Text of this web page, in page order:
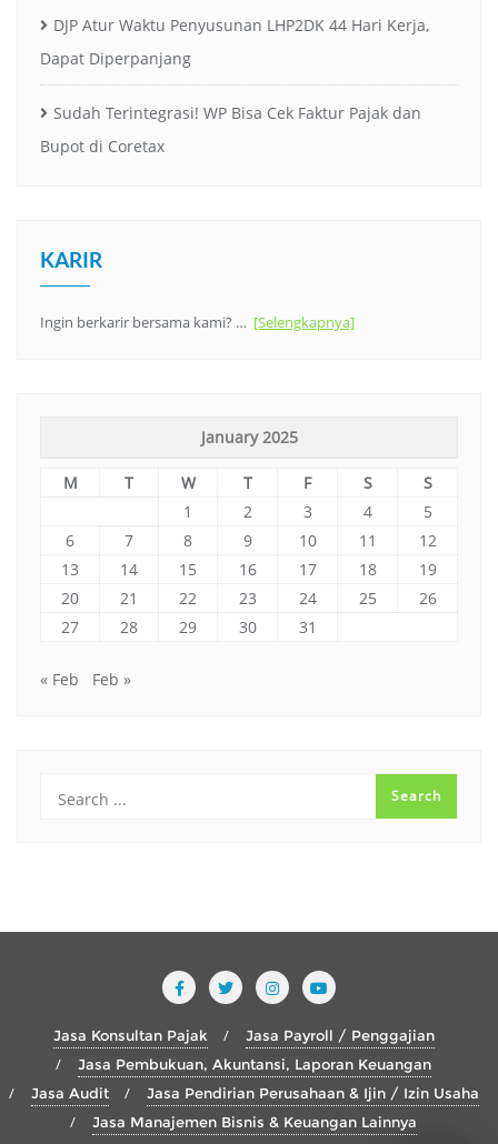
DJP Atur Waktu Penyusunan LHP2DK 44 Hari Kerja,
Dapat Diperpanjang
Sudah Terintegrasi! WP Bisa Cek Faktur Pajak dan
Bupot di Coretax
KARIR
Ingin berkarir bersama kami? … [Selengkapnya]
January 2025
M T W T F S
S
1
2 3 4
5
6
7 8 9 10 11
12
13
14 15 16 17 18
19
20
21 22 23 24 25
26
27
28 29 30 31
« Feb Feb »
Jasa Konsultan Pajak
Jasa Payroll / Penggajian
Jasa Pembukuan, Akuntansi, Laporan Keuangan
Jasa Audit
Jasa Pendirian Perusahaan & Ijin / Izin Usaha
Jasa Manajemen Bisnis & Keuangan Lainnya